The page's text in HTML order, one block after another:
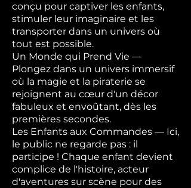
conçu pour captiver les enfants,
stimuler leur imaginaire et les
transporter dans un univers où
tout est possible.
Un Monde qui Prend Vie —
Plongez dans un univers immersif
où la magie et la piraterie se
rejoignent au cœur d'un décor
fabuleux et envoûtant, dès les
premières secondes.
Les Enfants aux Commandes — Ici,
le public ne regarde pas : il
participe ! Chaque enfant devient
complice de l'histoire, acteur
d'aventures sur scène pour des